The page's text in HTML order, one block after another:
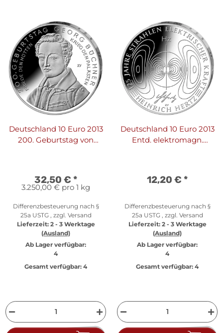
Deutschland 10 Euro 2013
200. Geburtstag von
32,50 € *
3.250,00 € pro 1 kg
Differenzbesteuerung nach §
25a USTG , zzgl. Versand
Lieferzeit: 2 - 3 Werktage
(Ausland)
Ab Lager verfügbar:
4
Gesamt verfügbar: 4
Deutschland 10 Euro 2013
Entd. elektromagn.
12,20 € *
Differenzbesteuerung nach §
25a USTG , zzgl. Versand
Lieferzeit: 2 - 3 Werktage
(Ausland)
Ab Lager verfügbar:
4
Gesamt verfügbar: 4